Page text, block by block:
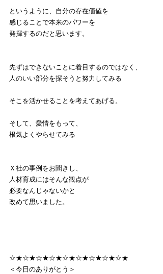
というように、自分の存在価値を
感じることで本来のパワーを
発揮するのだと思います。
先ずはできないことに着目するのではなく、
人のいい部分を探そうと努力してみる
そこを活かせることを考えてあげる。
そして、愛情をもって、
根気よくやらせてみる
Ｘ社の事例をお聞きし、
人材育成にはそんな観点が
必要なんじゃないかと
改めて思いました。
☆★☆★☆★☆★☆★☆★☆★☆★☆★
＜今日のありがとう＞